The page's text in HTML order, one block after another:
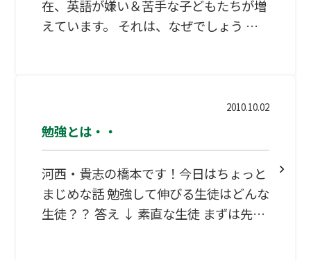
いた塾の思い出なんて、私はひとつもあ
ラになれることだって、私たちにはある
在、英語が嫌い＆苦手な子どもたちが増
えています。 それは、なぜでしょう 本
回、少なければ各１,２回の授業で流し
て、単語・文法の勉強に進んでいってし
まうのです。 昔は、その基盤を勉強する
時間がもっとありました。 (※その代わ
り、昔よりも小学校でアルファベット＆
ローマ字に触れる時間を増やしているよ
うですが…そう簡単には…。) その背景
2010.10.02
勉強とは・・
河西・貴志の橋本です！今日はちょっと
まじめな話 勉強して伸びる生徒はどんな
生徒？？ 答え ↓ 素直な生徒 まずは先生